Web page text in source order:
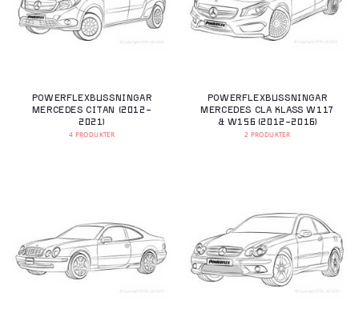
POWERFLEXBUSSNINGAR
MERCEDES CITAN (2012-
2021)
4 PRODUKTER
POWERFLEXBUSSNINGAR
MERCEDES CLA KLASS W117
& W156 (2012-2016)
2 PRODUKTER